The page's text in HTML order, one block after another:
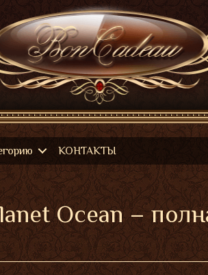
КОНТАКТЫ
Ocean –